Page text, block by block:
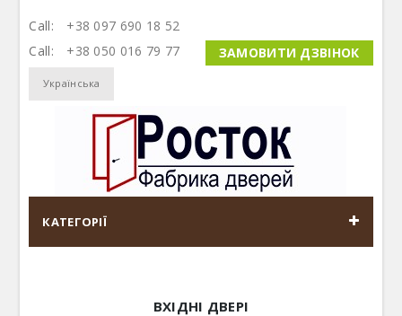
Українська
Call: +38 050 016 79 77
Call:
+38 097 690 18 52
ЗАМОВИТИ ДЗВІНОК
КАТЕГОРІЇ
ВХІДНІ ДВЕРІ